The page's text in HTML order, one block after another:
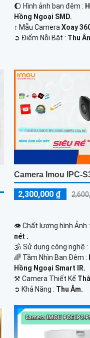
🌔 Hình ảnh ban đêm :
Hồng Ngoại SMD.
↕️ Mẫu CameraXoay
️➲ Điểm Nỗi Bật : Thu
Camera Imou IPC-
2,300,000 ₫
👁 Chất lượng hình Ảnh :
nét .
🕉️ Sử dụng công nghệ :
🌈 Tầm Nhìn Ban Đêm :
Hồng Ngoại Smart IR.
⚒ Camera Thiết Kế
️➲ Khả Năng : Thu Âm.